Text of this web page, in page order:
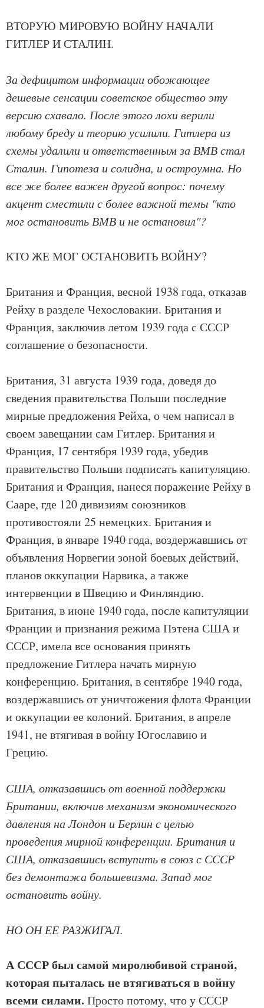
ВТОРУЮ МИРОВУЮ ВОЙНУ НАЧАЛИ
ГИТЛЕР И СТАЛИН.
За дефицитом информации обожающее
дешевые сенсации советское общество эту
версию схавало. После этого лохи верили
любому бреду и теорию усилили. Гитлера из
схемы удалили и ответственным за ВМВ стал
Сталин. Гипотеза и солидна, и остроумна. Но
все же более важен другой вопрос: почему
акцент сместили с более важной темы "кто
мог остановить ВМВ и не остановил"?
КТО ЖЕ МОГ ОСТАНОВИТЬ ВОЙНУ?
Британия и Франция, весной 1938 года, отказав
Рейху в разделе Чехословакии. Британия и
Франция, заключив летом 1939 года с СССР
соглашение о безопасности.
Британия, 31 августа 1939 года, доведя до
сведения правительства Польши последние
мирные предложения Рейха, о чем написал в
своем завещании сам Гитлер. Британия и
Франция, 17 сентября 1939 года, убедив
правительство Польши подписать капитуляцию.
Британия и Франция, нанеся поражение Рейху в
Сааре, где 120 дивизиям союзников
противостояли 25 немецких. Британия и
Франция, в январе 1940 года, воздержавшись от
объявления Норвегии зоной боевых действий,
планов оккупации Нарвика, а также
интервенции в Швецию и Финляндию.
Британия, в июне 1940 года, после капитуляции
Франции и признания режима Пэтена США и
СССР, имела все основания принять
предложение Гитлера начать мирную
конференцию. Британия, в сентябре 1940 года,
воздержавшись от уничтожения флота Франции
и оккупации ее колоний. Британия, в апреле
1941, не втягивая в войну Югославию и
Грецию.
США, отказавшись от военной поддержки
Британии, включив механизм экономического
давления на Лондон и Берлин с целью
проведения мирной конференции. Британия и
США, отказавшись вступить в союз с СССР
без демонтажа большевизма. Запад мог
остановить войну.
НО ОН ЕЕ РАЗЖИГАЛ.
А СССР был самой миролюбивой страной,
которая пыталась не втягиваться в войну
всеми силами. Просто потому, что у СССР